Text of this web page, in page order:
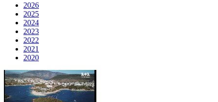
2026
2025
2024
2023
2022
2021
2020